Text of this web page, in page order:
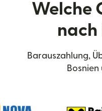
Welche
nach
Barauszahlung,